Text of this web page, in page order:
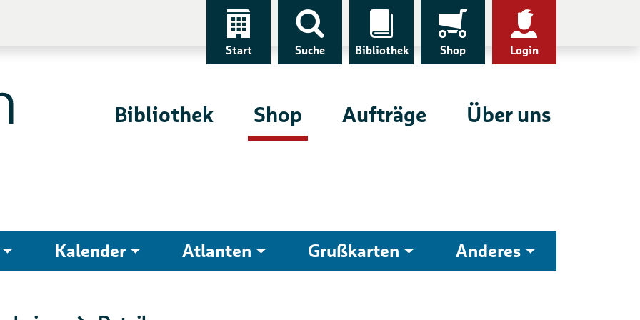
Start Suche Bibliothek Shop Login
Bibliothek Shop Aufträge Über uns
Kalender Atlanten Grußkarten Anderes